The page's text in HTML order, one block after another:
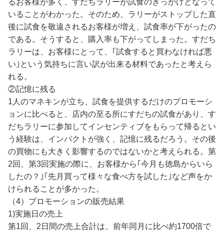
るお客様が多く、すだちラリーが試食のきっかけとなって
いることがわかった。そのため、ラリーがストップした直
後に試食を敬遠されるお客様が増え、試食率が下がったの
である。そうすると、購入率も下がってしまった。すだち
ラリーは、お客様にとって、｢試食すると買わなければ悪
い｣という気持ちに言い訳が出来る材料であったと考えら
れる。
②記憶に残る
1人のマネキンが立ち、試食を提供するだけのプロモーシ
ョンに比べると、店内の至る所にすだちの試食があり、す
だちラリーに参加してインセンティブをもらって帰るとい
う経験は、インパクトが強く、記憶に残るだろう。その後
の買物にも大きく影響するのではないかと考えられる。第
2回、第3回実施の際に、お客様から｢今月も徳島からいら
したの？｣｢先月買って様々な食べ方を試した｣など声をか
けられることが多かった。
（4）プロモーションの販売結果
1)実施日の売上
第1回、2日間の売上合計は、前年同月に比べ約1700倍で